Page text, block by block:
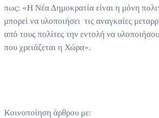
πως: «Η Νέα Δημοκρατία είναι η μόνη
μπορεί να υλοποιήσει τις αναγκαίες
από τους πολίτες την εντολή να
που χρειάζεται η Χώρα».
Κοινοποίηση άρθρου με: